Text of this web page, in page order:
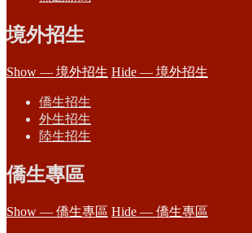
境外招生
Show — 境外招生 Hide — 境外招生
僑生招生
外生招生
陸生招生
僑生專區
Show — 僑生專區 Hide — 僑生專區